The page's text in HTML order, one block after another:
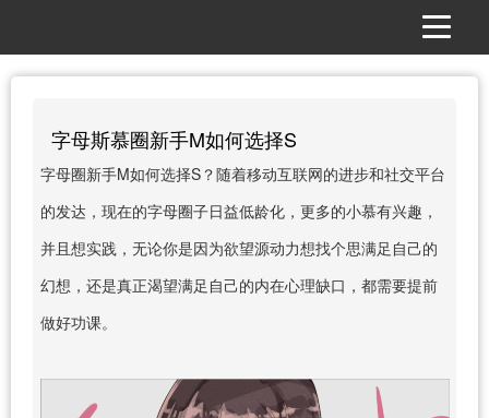
字母斯慕圈新手M如何选择S
字母圈新手M如何选择S？随着移动互联网的进步和社交平台
的发达，现在的字母圈子日益低龄化，更多的小慕有兴趣，
并且想实践，无论你是因为欲望源动力想找个思满足自己的
幻想，还是真正渴望满足自己的内在心理缺口，都需要提前
做好功课。